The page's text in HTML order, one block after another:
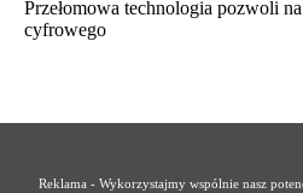
Przełomowa technologia pozwoli
cyfrowego
Reklama - Wykorzystajmy wspólnie nasz